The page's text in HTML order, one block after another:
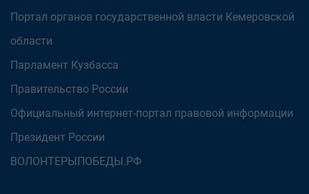
Портал органов государственной власти Кемеровской
области
Парламент Кузбасса
Правительство России
Официальный интернет-портал правовой информации
Президент России
ВОЛОНТЕРЫПОБЕДЫ.РФ